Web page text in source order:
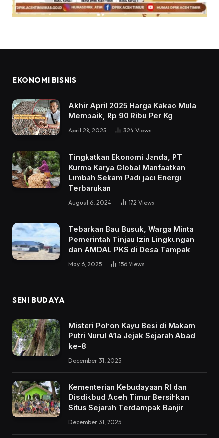
EKONOMI BISNIS
Akhir April 2025 Harga Kakao Mulai
Membaik, Rp 90 Ribu Per Kg
April 28, 2025 324 Views
Tingkatkan Ekonomi Janda, PT
Kurma Karya Global Manfaatkan
Limbah Sekam Padi jadi Energi
Terbarukan
August 6, 2024 172 Views
Tebarkan Bau Busuk, Warga Minta
Pemerintah Tinjau Izin Lingkungan
dan AMDAL PKS di Desa Tampak
May 6, 2025 156 Views
SENI BUDAYA
Misteri Pohon Kayu Besi di Makam
Putri Nurul A’la Jejak Sejarah Abad
ke-8
December 31, 2025
Kementerian Kebudayaan RI dan
Disdikbud Aceh Timur Bersihkan
Situs Sejarah Terdampak Banjir
December 31, 2025